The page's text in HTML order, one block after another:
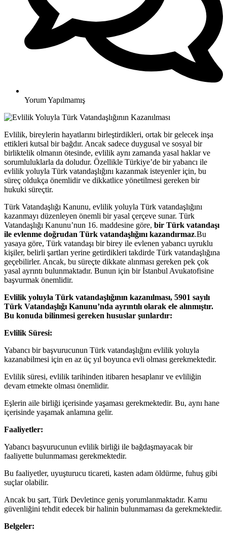
Yorum Yapılmamış
Evlilik, bireylerin hayatlarını birleştirdikleri, ortak bir gelecek inşa
ettikleri kutsal bir bağdır. Ancak sadece duygusal ve sosyal bir
birliktelik olmanın ötesinde, evlilik aynı zamanda yasal haklar ve
sorumluluklarla da doludur. Özellikle Türkiye’de bir yabancı ile
evlilik yoluyla Türk vatandaşlığını kazanmak isteyenler için, bu
süreç oldukça önemlidir ve dikkatlice yönetilmesi gereken bir
hukuki süreçtir.
Türk Vatandaşlığı Kanunu, evlilik yoluyla Türk vatandaşlığını
kazanmayı düzenleyen önemli bir yasal çerçeve sunar. Türk
Vatandaşlığı Kanunu’nun 16. maddesine göre, bir Türk vatandaşı
ile evlenme doğrudan Türk vatandaşlığını kazandırmaz.Bu
yasaya göre, Türk vatandaşı bir birey ile evlenen yabancı uyruklu
kişiler, belirli şartları yerine getirdikleri takdirde Türk vatandaşlığına
geçebilirler. Ancak, bu süreçte dikkate alınması gereken pek çok
yasal ayrıntı bulunmaktadır. Bunun için bir İstanbul Avukatofisine
başvurmak önemlidir.
Evlilik yoluyla Türk vatandaşlığının kazanılması, 5901 sayılı
Türk Vatandaşlığı Kanunu’nda ayrıntılı olarak ele alınmıştır.
Bu konuda bilinmesi gereken hususlar şunlardır:
Evlilik Süresi:
Yabancı bir başvurucunun Türk vatandaşlığını evlilik yoluyla
kazanabilmesi için en az üç yıl boyunca evli olması gerekmektedir.
Evlilik süresi, evlilik tarihinden itibaren hesaplanır ve evliliğin
devam etmekte olması önemlidir.
Eşlerin aile birliği içerisinde yaşaması gerekmektedir. Bu, aynı hane
içerisinde yaşamak anlamına gelir.
Faaliyetler:
Yabancı başvurucunun evlilik birliği ile bağdaşmayacak bir
faaliyette bulunmaması gerekmektedir.
Bu faaliyetler, uyuşturucu ticareti, kasten adam öldürme, fuhuş gibi
suçlar olabilir.
Ancak bu şart, Türk Devletince geniş yorumlanmaktadır. Kamu
güvenliğini tehdit edecek bir halinin bulunmaması da gerekmektedir.
Belgeler: